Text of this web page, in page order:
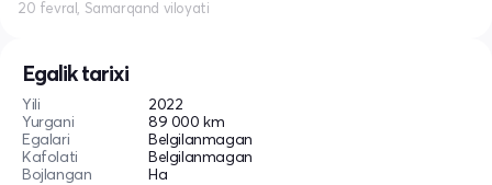
Egalik tarixi
Yili
2022
Yurgani
89 000 km
Egalari
Belgilanmagan
Kafolati
Belgilanmagan
Bojlangan
Ha
20 fevral, Samarqand viloyati